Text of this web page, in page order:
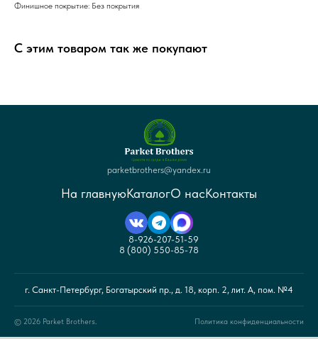
Финишное покрытие: Без покрытия
С этим товаром так же покупают
parketbrothers@yandex.ru
На главнуюКаталогО насКонтакты
8-926-207-51-59
8 (800) 550-85-78
г. Санкт-Петербург, Богатырский пр., д. 18, корп. 2, лит. А, пом. №4
© 2026 Parket Brothers. Политика конфиденциальности